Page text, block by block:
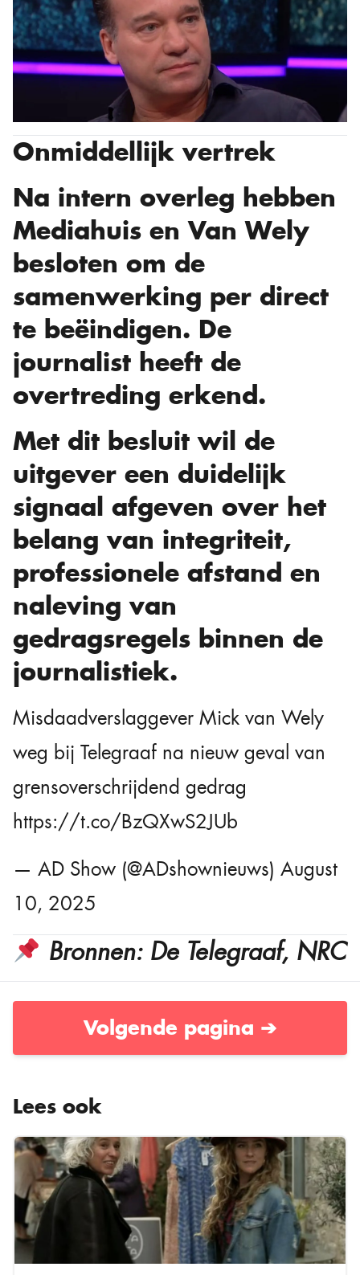
Onmiddellijk vertrek
Na intern overleg hebben
Mediahuis en Van Wely
besloten om de
samenwerking per direct
te beëindigen. De
journalist heeft de
overtreding erkend.
Met dit besluit wil de
uitgever een duidelijk
signaal afgeven over het
belang van integriteit,
professionele afstand en
naleving van
gedragsregels binnen de
journalistiek.
Misdaadverslaggever Mick van Wely
weg bij Telegraaf na nieuw geval van
grensoverschrijdend gedrag
https://t.co/BzQXwS2JUb
— AD Show (@ADshownieuws) August
10, 2025
Bronnen: De Telegraaf, NRC
Volgende pagina ➔
Lees ook